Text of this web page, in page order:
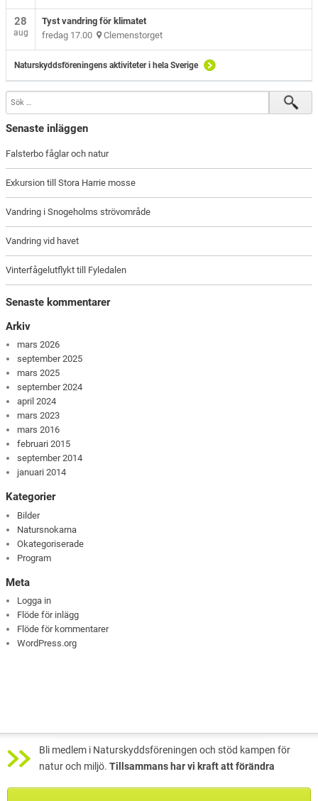
28
aug
Tyst vandring för klimatet
fredag 17.00 Clemenstorget
Naturskyddsföreningens aktiviteter i hela Sverige
Senaste inläggen
Falsterbo fåglar och natur
Exkursion till Stora Harrie mosse
Vandring i Snogeholms strövområde
Vandring vid havet
Vinterfågelutflykt till Fyledalen
Senaste kommentarer
Arkiv
mars 2026
september 2025
mars 2025
september 2024
april 2024
mars 2023
mars 2016
februari 2015
september 2014
januari 2014
Kategorier
Bilder
Natursnokarna
Okategoriserade
Program
Meta
Logga in
Flöde för inlägg
Flöde för kommentarer
WordPress.org
Bli medlem i Naturskyddsföreningen och stöd kampen för
natur och miljö. Tillsammans har vi kraft att förändra